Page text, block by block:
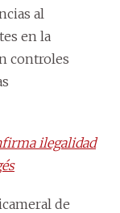
al
en la
controles
ilegalidad
de